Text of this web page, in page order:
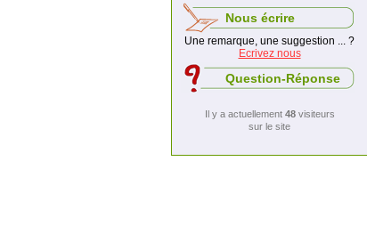
Nous écrire
Une remarque, une suggestion ... ?
Ecrivez nous
Question-Réponse
Il y a actuellement 48visiteurs
sur le site